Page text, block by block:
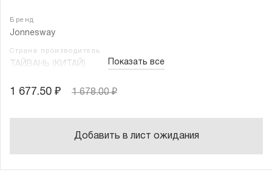
Бренд
Jonnesway
Страна производитель
ТАЙВАНЬ (КИТАЙ) Показать все
1 677.50 ₽ 1 678.00 ₽
Добавить в лист ожидания